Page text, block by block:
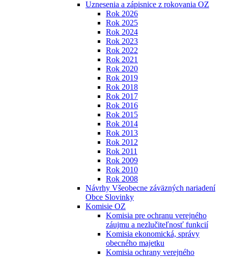
Uznesenia a zápisnice z rokovania OZ
Rok 2026
Rok 2025
Rok 2024
Rok 2023
Rok 2022
Rok 2021
Rok 2020
Rok 2019
Rok 2018
Rok 2017
Rok 2016
Rok 2015
Rok 2014
Rok 2013
Rok 2012
Rok 2011
Rok 2009
Rok 2010
Rok 2008
Návrhy Všeobecne záväzných nariadení
Obce Slovinky
Komisie OZ
Komisia pre ochranu verejného
záujmu a nezlučiteľnosť funkcií
Komisia ekonomická, správy
obecného majetku
Komisia ochrany verejného